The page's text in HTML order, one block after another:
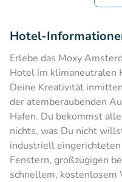
Hotel-
Erlebe das Moxy
Hotel im klimaneutralen
Deine Kreativität
der atemberaubenden
Hafen. Du bekommst
nichts, was Du nicht
industriell
Fenstern, großzügigen
schnellem,